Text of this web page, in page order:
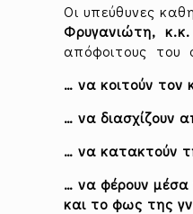
Οι υπεύθυνες
Φρυγανιώτη, κ.κ.
απόφοιτους του
… να κοιτούν τον
… να διασχίζουν
… να κατακτούν
… να φέρουν
και το φως της